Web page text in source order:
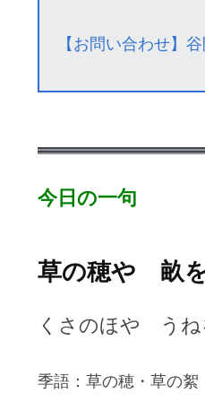
【お問い合わせ】
今日の一句
草の穂や 畝
くさのほや う
季語：草の穂・草の絮